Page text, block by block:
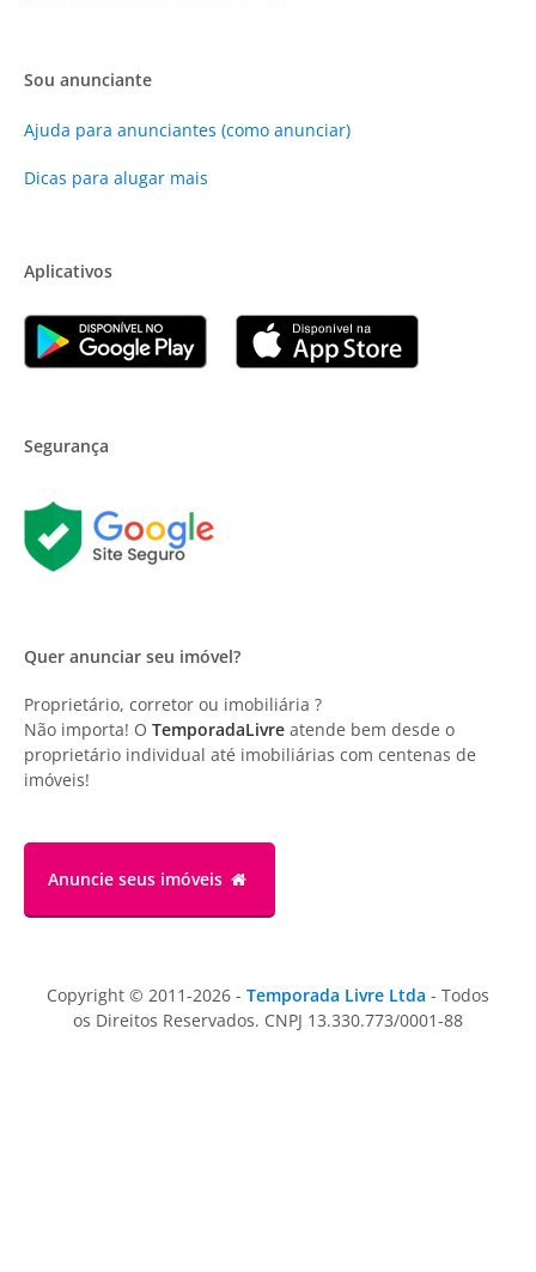
Sou anunciante
Ajuda para anunciantes (como anunciar)
Dicas para alugar mais
Aplicativos
Segurança
Quer anunciar seu imóvel?
Proprietário, corretor ou imobiliária ?
Não importa! O TemporadaLivre atende bem desde o
proprietário individual até imobiliárias com centenas de
imóveis!
Anuncie seus imóveis
Copyright © 2011-2026 - Temporada Livre Ltda - Todos
os Direitos Reservados. CNPJ 13.330.773/0001-88